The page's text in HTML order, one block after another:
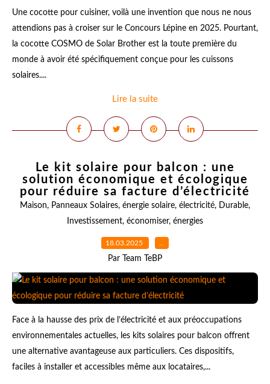
Une cocotte pour cuisiner, voilà une invention que nous ne nous
attendions pas à croiser sur le Concours Lépine en 2025. Pourtant,
la cocotte COSMO de Solar Brother est la toute première du
monde à avoir été spécifiquement conçue pour les cuissons
solaires....
Lire la suite
Le kit solaire pour balcon : une
solution économique et écologique
pour réduire sa facture d’électricité
Maison, Panneaux Solaires, énergie solaire, électricité, Durable,
Investissement, économiser, énergies
18.03.2025 …
Par Team TeBP
Face à la hausse des prix de l’électricité et aux préoccupations
environnementales actuelles, les kits solaires pour balcon offrent
une alternative avantageuse aux particuliers. Ces dispositifs,
faciles à installer et accessibles même aux locataires,...